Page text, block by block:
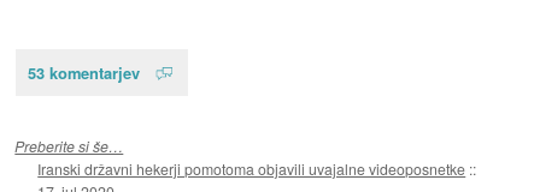
53 komentarjev
Preberite si še…
Iranski državni hekerji pomotoma objavili uvajalne videoposnetke ::